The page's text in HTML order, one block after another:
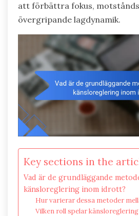
att förbättra fokus,
övergripande lagdynamik.
Key sections in the
Vad är de grundläggande
känsloreglering inom idrott?
Hur varierar dessa metoder
Vilken roll spelar